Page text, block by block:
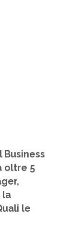
Business
oltre 5
la
le